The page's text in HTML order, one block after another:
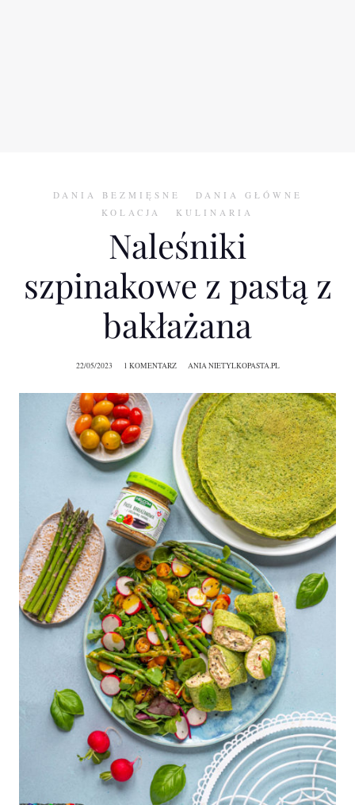
DANIA BEZMIĘSNE
DANIA GŁÓWNE
KOLACJA
KULINARIA
Naleśniki
szpinakowe z pastą z
bakłażana
22/05/2023 1 KOMENTARZ ANIA NIETYLKOPASTA.PL